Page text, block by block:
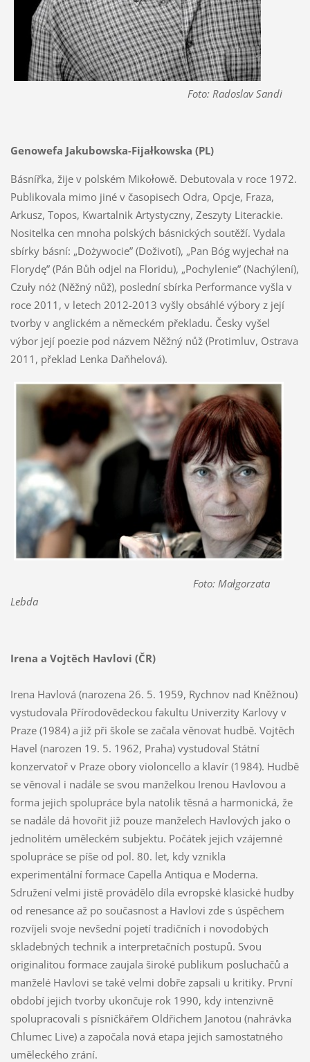
Foto: Radoslav Sandi
Genowefa Jakubowska-Fijałkowska (PL)
Básnířka, žije v polském Mikołowě. Debutovala v roce 1972.
Publikovala mimo jiné v časopisech Odra, Opcje, Fraza,
Arkusz, Topos, Kwartalnik Artystyczny, Zeszyty Literackie.
Nositelka cen mnoha polských básnických soutěží. Vydala
sbírky básní: „Dożywocie” (Doživotí), „Pan Bóg wyjechał na
Florydę” (Pán Bůh odjel na Floridu), „Pochylenie” (Nachýlení),
Czuły nóż (Něžný nůž), poslední sbírka Performance vyšla v
roce 2011, v letech 2012-2013 vyšly obsáhlé výbory z její
tvorby v anglickém a německém překladu. Česky vyšel
výbor její poezie pod názvem Něžný nůž (Protimluv, Ostrava
2011, překlad Lenka Daňhelová).
Foto: Małgorzata
Lebda
Irena a Vojtěch Havlovi (ČR)
Irena Havlová (narozena 26. 5. 1959, Rychnov nad Kněžnou)
vystudovala Přírodovědeckou fakultu Univerzity Karlovy v
Praze (1984) a již při škole se začala věnovat hudbě. Vojtěch
Havel (narozen 19. 5. 1962, Praha) vystudoval Státní
konzervatoř v Praze obory violoncello a klavír (1984). Hudbě
se věnoval i nadále se svou manželkou Irenou Havlovou a
forma jejich spolupráce byla natolik těsná a harmonická, že
se nadále dá hovořit již pouze manželech Havlových jako o
jednolitém uměleckém subjektu. Počátek jejich vzájemné
spolupráce se píše od pol. 80. let, kdy vznikla
experimentální formace Capella Antiqua e Moderna.
Sdružení velmi jistě provádělo díla evropské klasické hudby
od renesance až po současnost a Havlovi zde s úspěchem
rozvíjeli svoje nevšední pojetí tradičních i novodobých
skladebných technik a interpretačních postupů. Svou
originalitou formace zaujala široké publikum posluchačů a
manželé Havlovi se také velmi dobře zapsali u kritiky. První
období jejich tvorby ukončuje rok 1990, kdy intenzivně
spolupracovali s písničkářem Oldřichem Janotou (nahrávka
Chlumec Live) a započala nová etapa jejich samostatného
uměleckého zrání.